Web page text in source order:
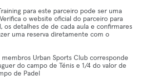
para este parceiro pode ser uma
o website oficial do parceiro para
os detalhes de de cada aula e confirmares
uma reserva diretamente com o
Urban Sports Club corresponde
do campo de Ténis e 1/4 do valor de
de Padel